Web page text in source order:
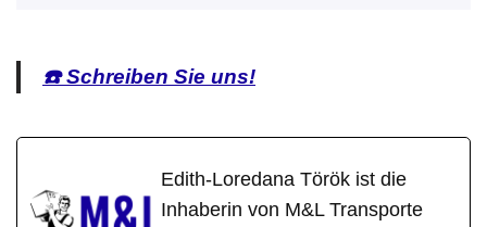
☎️ Schreiben Sie uns!
Edith-Loredana Török ist die
Inhaberin von M&L Transporte